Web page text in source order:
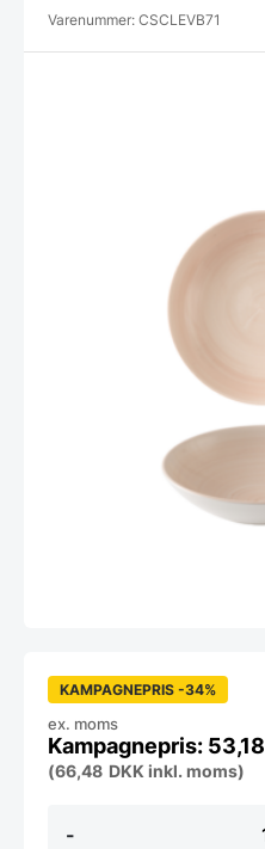
Varenummer: CSCLEVB71
-
Canvas
KAMPAGNEPRIS -34%
53,18
ex. moms
(66,48 DKK inkl. moms)